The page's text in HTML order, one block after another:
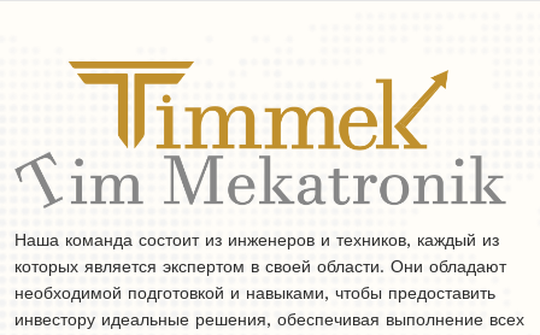
Наша команда состоит из инженеров и техников, каждый из
которых является экспертом в своей области. Они обладают
необходимой подготовкой и навыками, чтобы предоставить
инвестору идеальные решения, обеспечивая выполнение всех